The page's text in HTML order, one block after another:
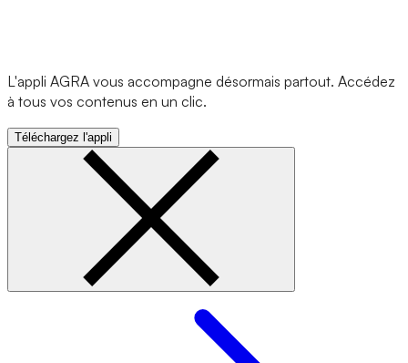
L'appli AGRA vous accompagne désormais partout. Accédez
à tous vos contenus en un clic.
Téléchargez l'appli